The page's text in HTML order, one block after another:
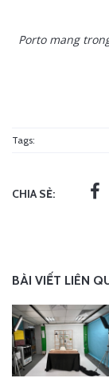
Porto mang
Tags:
CHIA SẺ:
BÀI VIẾT LIÊN